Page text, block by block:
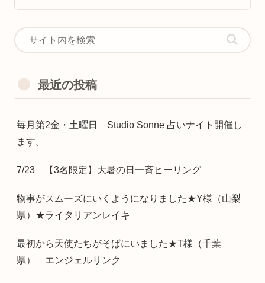
最近の投稿
毎月第2金・土曜日 Studio Sonne 占いナイト開催し
ます。
7/23 【3名限定】大暑の日一斉ヒーリング
物事がスムーズにいくようになりました★Y様（山梨
県）★ライタリアンレイキ
最初から天使たちがそばにいました★T様（千葉
県） エンジェルリンク